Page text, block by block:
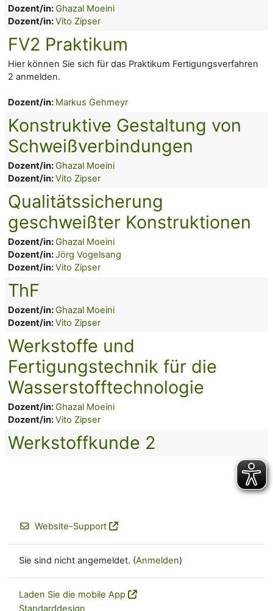
Dozent/in:Ghazal Moeini
Dozent/in:Vito Zipser
FV2 Praktikum
Hier können Sie sich für das Praktikum Fertigungsverfahren
2 anmelden.
Dozent/in: Markus Gehmeyr
Konstruktive Gestaltung von
Schweißverbindungen
Dozent/in:Ghazal Moeini
Dozent/in:Vito Zipser
Qualitätssicherung
geschweißter Konstruktionen
Dozent/in:Ghazal Moeini
Dozent/in:Jörg Vogelsang
Dozent/in:Vito Zipser
ThF
Dozent/in:Ghazal Moeini
Dozent/in:Vito Zipser
Werkstoffe und
Fertigungstechnik für die
Wasserstofftechnologie
Dozent/in:Ghazal Moeini
Dozent/in:Vito Zipser
Werkstoffkunde 2
Website-Support
Sie sind nicht angemeldet. (Anmelden)
Laden Sie die mobile App
Standarddesign